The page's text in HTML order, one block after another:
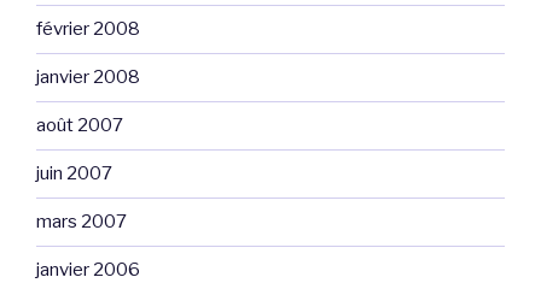
février 2008
janvier 2008
août 2007
juin 2007
mars 2007
janvier 2006